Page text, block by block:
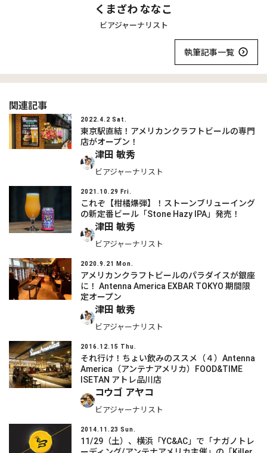
くまざわ ななこ
ビアジャーナリスト
執筆記事一覧
関連記事
2022.4.2 Sat.
東京駅直結！アメリカンクラフトビールの専門
店がオープン！
津田 敏秀
ビアジャーナリスト
2021.10.29 Fri.
これぞ【柑橘爆弾】！ストーンブリューイング
の新定番ビール「Stone Hazy IPA」発売！
津田 敏秀
ビアジャーナリスト
2020.9.21 Mon.
アメリカンクラフトビールのパラダイスが銀座
に！ Antenna America EXBAR TOKYO 期間限
定オープン
津田 敏秀
ビアジャーナリスト
2016.12.15 Thu.
それ行け！ちょい飲みのススメ（４）Antenna
America（アンテナアメリカ）FOOD&TIME
ISETAN アトレ品川店
コウゴ アヤコ
ビアジャーナリスト
2014.11.23 Sun.
11/29（土）、横浜「YC&AC」で「ナガノトレ